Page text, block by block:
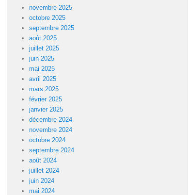
novembre 2025
octobre 2025
septembre 2025
août 2025
juillet 2025
juin 2025
mai 2025
avril 2025
mars 2025
février 2025
janvier 2025
décembre 2024
novembre 2024
octobre 2024
septembre 2024
août 2024
juillet 2024
juin 2024
mai 2024